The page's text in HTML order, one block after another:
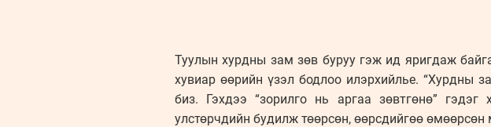
Туулын хурдны зам зөв буруу гэж ид яригдаж
хувиар өөрийн үзэл бодлоо илэрхийлье. “Хурдны
биз. Гэхдээ “зорилго нь аргаа зөвтгөнө”
улстөрчдийн будилж төөрсөн, өөрсдийгөө